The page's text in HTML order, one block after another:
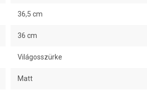
36,5 cm
36 cm
Világosszürke
Matt